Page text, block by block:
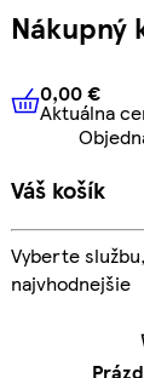
Nákupný
0,00 €
0,00 €
Aktuálna
Váš košík
Vyberte
najvhodnejšie